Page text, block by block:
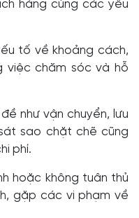
hàng cùng các yếu
tố về khoảng cách,
việc chăm sóc và hỗ
như vận chuyển, lưu
sao chặt chẽ cũng
phí.
hoặc không tuân thủ
gặp các vi phạm về